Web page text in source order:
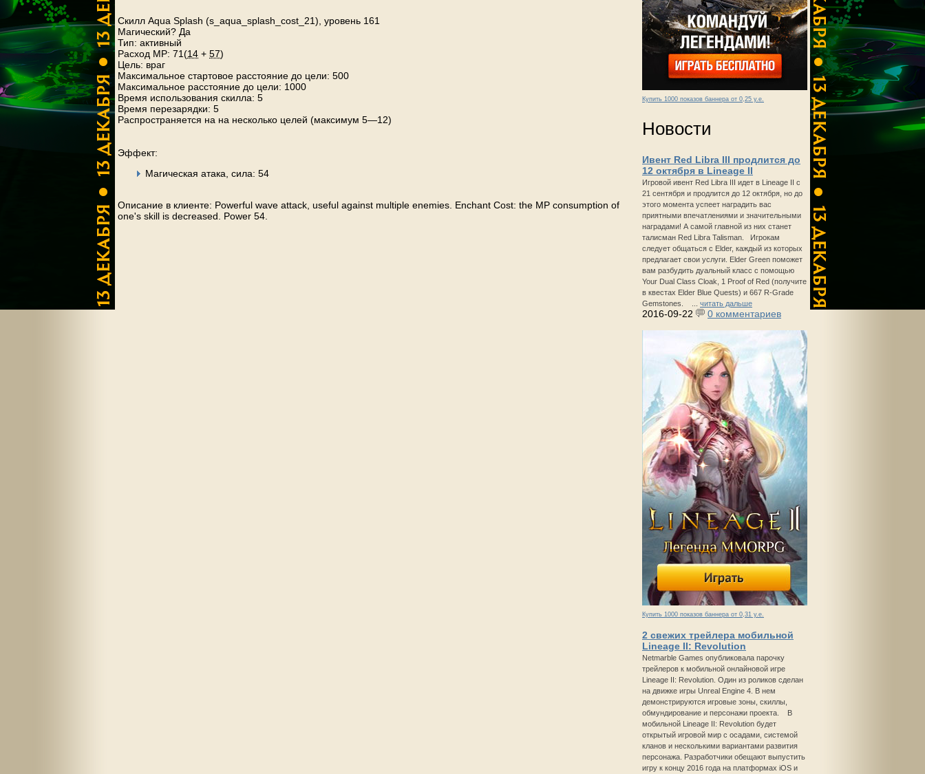
Купить 1000 показов баннера от 0,25 у.е.
Новости
Ивент Red Libra III продлится до
12 октября в Lineage II
Игровой ивент Red Libra III идет в Lineage II с
21 сентября и продлится до 12 октября, но до
этого момента успеет наградить вас
приятными впечатлениями и значительными
наградами! А самой главной из них станет
талисман Red Libra Talisman. Игрокам
следует общаться с Elder, каждый из которых
предлагает свои услуги. Elder Green поможет
вам разбудить дуальный класс с помощью
Your Dual Class Cloak, 1 Proof of Red (получите
в квестах Elder Blue Quests) и 667 R-Grade
Gemstones. ... читать дальше
2016-09-22 0 комментариев
Купить 1000 показов баннера от 0,31 у.е.
2 свежих трейлера мобильной
Lineage II: Revolution
Netmarble Games опубликовала парочку
трейлеров к мобильной онлайновой игре
Lineage II: Revolution. Один из роликов сделан
на движке игры Unreal Engine 4. В нем
демонстрируются игровые зоны, скиллы,
обмундирование и персонажи проекта. В
мобильной Lineage II: Revolution будет
открытый игровой мир с осадами, системой
кланов и несколькими вариантами развития
персонажа. Разработчики обещают выпустить
игру к концу 2016 года на платформах iOS и
Скилл Aqua Splash (s_aqua_splash_cost_21), уровень 161
Магический? Да
Тип: активный
Расход MP: 71(14 + 57)
Цель: враг
Максимальное стартовое расстояние до цели: 500
Максимальное расстояние до цели: 1000
Время использования скилла: 5
Время перезарядки: 5
Распространяется на на несколько целей (максимум 5—12)
Эффект:
Магическая атака, сила: 54
Описание в клиенте: Powerful wave attack, useful against multiple enemies. Enchant Cost: the MP consumption of
one's skill is decreased. Power 54.